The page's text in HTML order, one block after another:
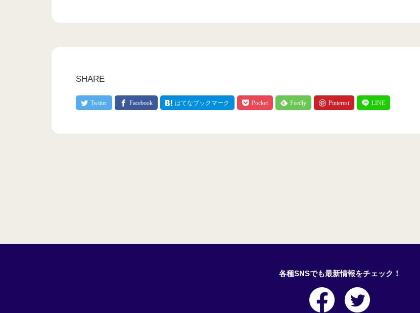
SHARE
各種SNSでも最新情報をチェック！